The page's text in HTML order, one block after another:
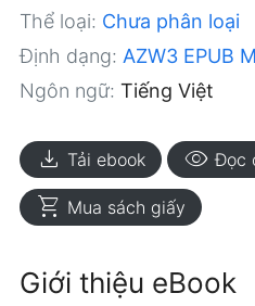
Thể loại: Chưa phân loại
Định dạng: AZW3 EPUB
Ngôn ngữ: Tiếng Việt
download Tải ebook visibility Đọc
shopping_cart Mua sách giấy
Giới thiệu eBook